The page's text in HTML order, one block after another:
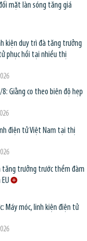
mặt làn sóng tăng giá
kiện duy trì đà tăng trưởng
phục hồi tại nhiều thị
Giằng co theo biên độ hẹp
điện tử Việt Nam tại thị
tăng trưởng trước thềm đàm
Máy móc, linh kiện điện tử